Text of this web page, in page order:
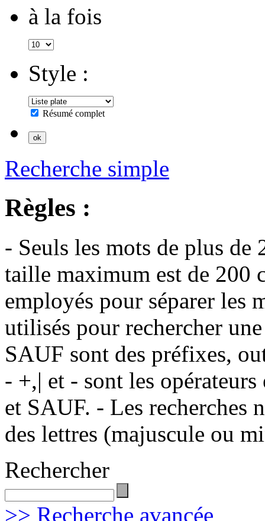
à la fois
Style :
Résumé complet
Recherche simple
Règles :
- Seuls les mots de plus de
taille maximum est de 200
employés pour séparer les
utilisés pour rechercher
SAUF sont des préfixes,
- +,| et - sont les
et SAUF. - Les recherches
des lettres (majuscule ou
Rechercher
>> Recherche avancée